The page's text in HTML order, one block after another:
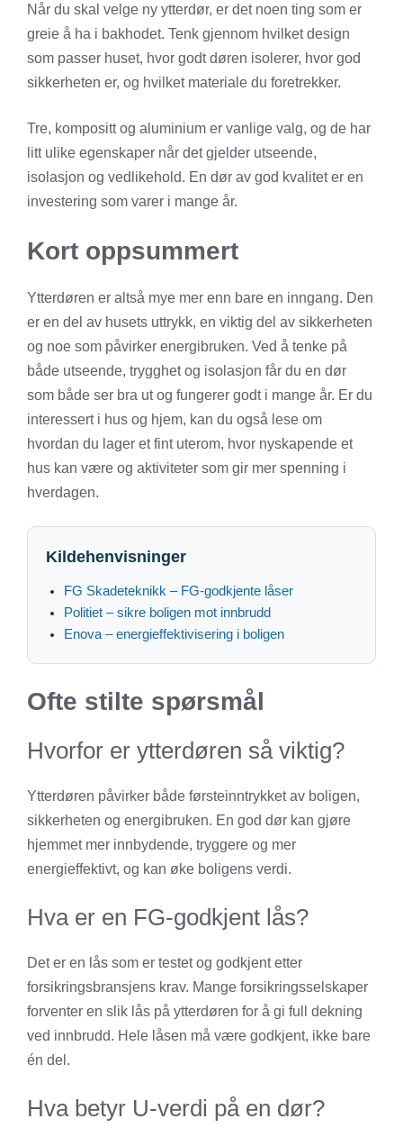
Når du skal velge ny ytterdør, er det noen ting som er
greie å ha i bakhodet. Tenk gjennom hvilket design
som passer huset, hvor godt døren isolerer, hvor god
sikkerheten er, og hvilket materiale du foretrekker.
Tre, kompositt og aluminium er vanlige valg, og de har
litt ulike egenskaper når det gjelder utseende,
isolasjon og vedlikehold. En dør av god kvalitet er en
investering som varer i mange år.
Kort oppsummert
Ytterdøren er altså mye mer enn bare en inngang. Den
er en del av husets uttrykk, en viktig del av sikkerheten
og noe som påvirker energibruken. Ved å tenke på
både utseende, trygghet og isolasjon får du en dør
som både ser bra ut og fungerer godt i mange år. Er du
interessert i hus og hjem, kan du også lese om
hvordan du lager et fint uterom, hvor nyskapende et
hus kan være og aktiviteter som gir mer spenning i
hverdagen.
Kildehenvisninger
FG Skadeteknikk – FG-godkjente låser
Politiet – sikre boligen mot innbrudd
Enova – energieffektivisering i boligen
Ofte stilte spørsmål
Hvorfor er ytterdøren så viktig?
Ytterdøren påvirker både førsteinntrykket av boligen,
sikkerheten og energibruken. En god dør kan gjøre
hjemmet mer innbydende, tryggere og mer
energieffektivt, og kan øke boligens verdi.
Hva er en FG-godkjent lås?
Det er en lås som er testet og godkjent etter
forsikringsbransjens krav. Mange forsikringsselskaper
forventer en slik lås på ytterdøren for å gi full dekning
ved innbrudd. Hele låsen må være godkjent, ikke bare
én del.
Hva betyr U-verdi på en dør?